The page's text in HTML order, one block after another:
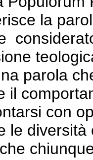
la
parola
il
con
le